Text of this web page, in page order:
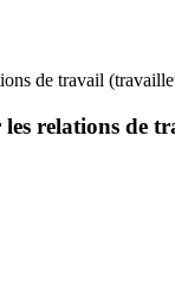
de travail
relations de